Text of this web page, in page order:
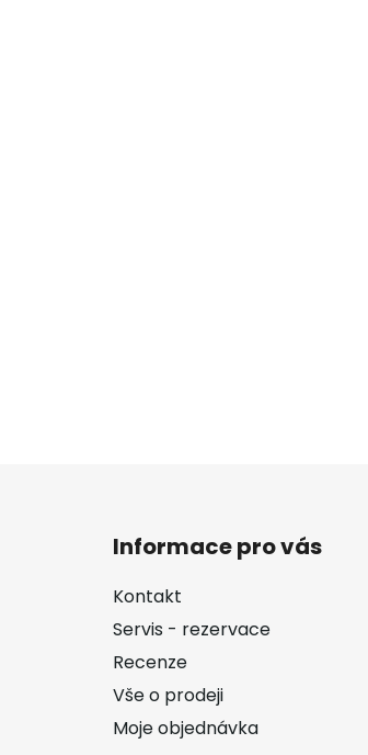
Informace pro vás
Kontakt
Servis - rezervace
Recenze
Vše o prodeji
Moje objednávka